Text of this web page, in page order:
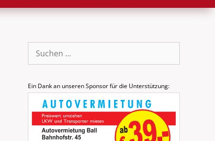
Suche
nach:
Ein Dank an unseren Sponsor für die Unterstützung: